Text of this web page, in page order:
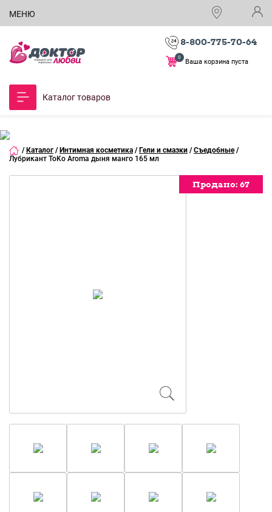
МЕНЮ
8-800-775-70-64
Ваша корзина пуста
0
Каталог товаров
/ Каталог / Интимная косметика / Гели и смазки / Съедобные /
Лубрикант ToKo Aroma дыня манго 165 мл
Продано: 67
Продано: 67
Продано: 67
Продано: 67
Продано: 67
Продано: 67
Продано: 67
Продано: 67